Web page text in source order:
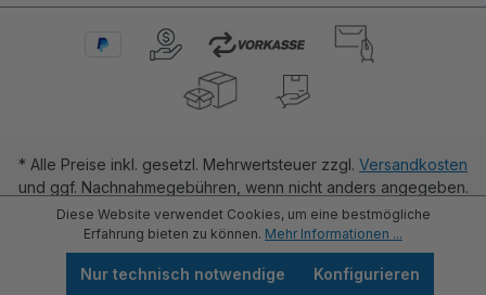
* Alle Preise inkl. gesetzl. Mehrwertsteuer zzgl. Versandkosten
und ggf. Nachnahmegebühren, wenn nicht anders angegeben.
Diese Website verwendet Cookies, um eine bestmögliche
Erfahrung bieten zu können. Mehr Informationen ...
Nur technisch notwendige Konfigurieren